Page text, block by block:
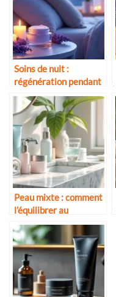
Soins de nuit :
régénération pendant
le sommeil
Peau mixte : comment
l’équilibrer au
quotidien